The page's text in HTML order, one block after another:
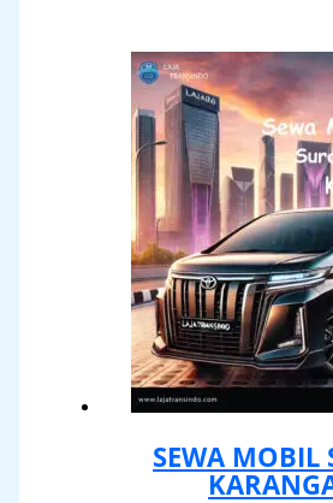
SEWA MOBIL